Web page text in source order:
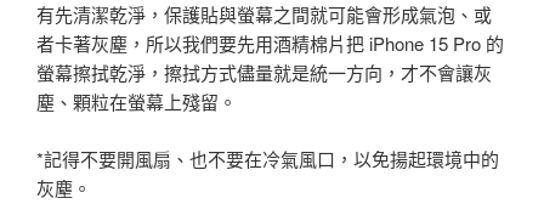
有先清潔乾淨，保護貼與螢幕之間就可能會形成氣泡、或
者卡著灰塵，所以我們要先用酒精棉片把 iPhone 15 Pro 的
螢幕擦拭乾淨，擦拭方式儘量就是統一方向，才不會讓灰
塵、顆粒在螢幕上殘留。
*記得不要開風扇、也不要在冷氣風口，以免揚起環境中的
灰塵。